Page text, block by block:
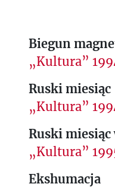
Biegun
„Kultura”
Ruski miesiąc
„Kultura”
Ruski miesiąc
„Kultura”
Ekshumacja